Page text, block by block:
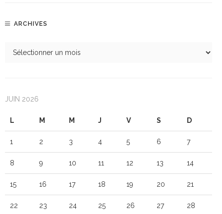
ARCHIVES
JUIN 2026
L M M J V S D
1 2 3 4 5 6 7
8 9 10 11 12 13 14
15 16 17 18 19 20 21
22 23 24 25 26 27 28